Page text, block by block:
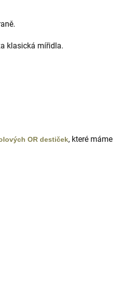
klasická mířidla.
OR destiček, které máme